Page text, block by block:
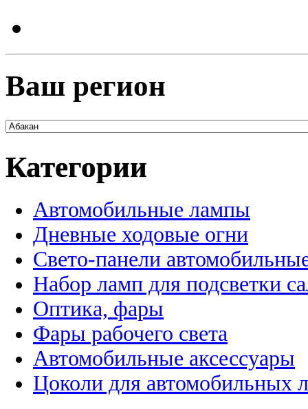
Ваш регион
Категории
Автомобильные лампы
Дневные ходовые огни
Свето-панели
Набор ламп для подсветки
Оптика, фары
Фары рабочего света
Автомобильные аксессуары
Цоколи для автомобильных